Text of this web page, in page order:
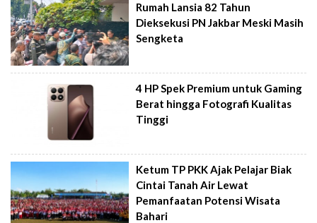
Rumah Lansia 82 Tahun
Dieksekusi PN Jakbar Meski Masih
Sengketa
4 HP Spek Premium untuk Gaming
Berat hingga Fotografi Kualitas
Tinggi
Ketum TP PKK Ajak Pelajar Biak
Cintai Tanah Air Lewat
Pemanfaatan Potensi Wisata
Bahari